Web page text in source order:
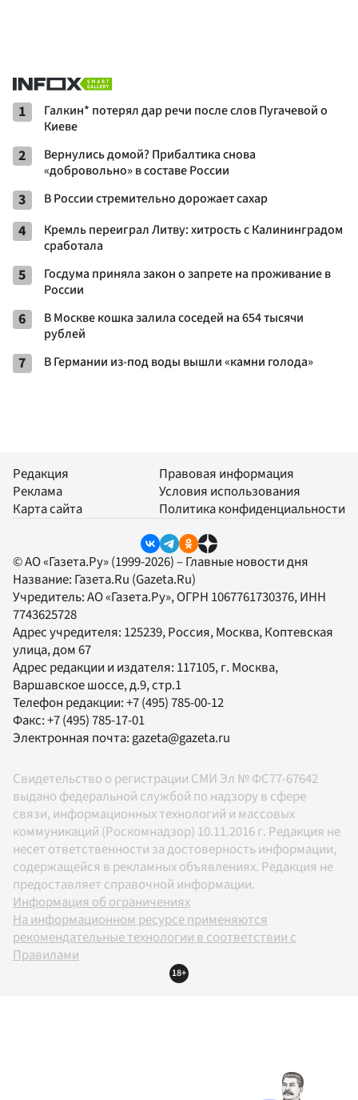
1
Галкин* потерял дар речи после слов Пугачевой о
Киеве
2
Вернулись домой? Прибалтика снова
«добровольно» в составе России
3 В России стремительно дорожает сахар
4
Кремль переиграл Литву: хитрость с Калининградом
сработала
5
Госдума приняла закон о запрете на проживание в
России
6
В Москве кошка залила соседей на 654 тысячи
рублей
7 В Германии из-под воды вышли «камни голода»
Редакция
Реклама
Карта сайта
Правовая информация
Условия использования
Политика конфиденциальности
© АО «Газета.Ру» (1999-2026) – Главные новости дня
Название: Газета.Ru (Gazeta.Ru)
Учредитель:АО «Газета.Ру», ОГРН 1067761730376, ИНН
7743625728
Адрес учредителя: 125239, Россия, Москва, Коптевская
улица, дом 67
Адрес редакции и издателя: 117105, г. Москва,
Варшавское шоссе, д.9, стр.1
Телефон редакции:+7 (495) 785-00-12
Факс:+7 (495) 785-17-01
Электронная почта: gazeta@gazeta.ru
Свидетельство о регистрации СМИ Эл № ФС77-67642
выдано федеральной службой по надзору в сфере
связи, информационных технологий и массовых
коммуникаций (Роскомнадзор) 10.11.2016 г. Редакция не
несет ответственности за достоверность информации,
содержащейся в рекламных объявлениях. Редакция не
предоставляет справочной информации.
Информация об ограничениях
На информационном ресурсе применяются
рекомендательные технологии в соответствии с
Правилами
18+